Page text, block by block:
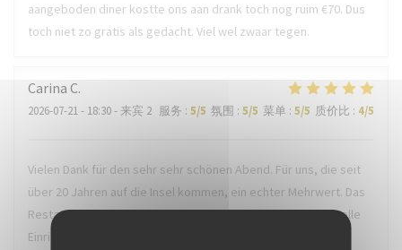
aangeboden diner kostte ons aan drank toch nog ruim €70. Dus
toch niet zo gratis als gedacht. Viel wel zwaar tegen.
Carina C
2026-07-21- 18:30 - 来宾 2 服务 : 5/5 氛围 : 5/5 菜单 : 5/5 质价比 : 4/5
Vielen Dank für den sehr sehr schönen Abend. Für uns, die seit
über 20 Jahren auf die Insel kommen, ein echter Mehrwert. Das
Restaurant besticht unter anderem durch die geschmackvolle
Einrichtung und die offene Küche. Tolle ausgefallene Karte,